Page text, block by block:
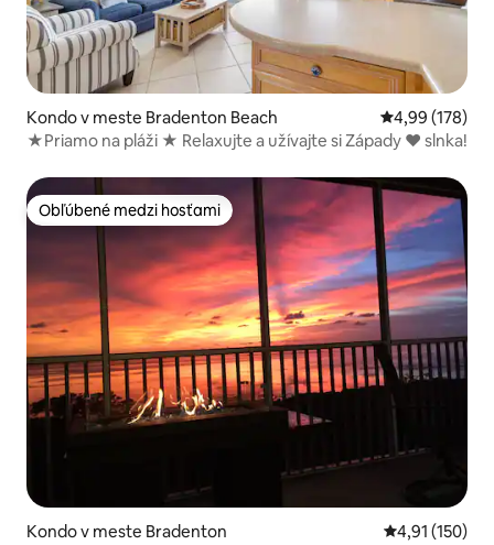
Kondo v meste Bradenton Beach Priemerné
4,99 (178)
★Priamo na pláži ★ Relaxujte a užívajte si Západy ♥ slnka!
Obľúbené medzi hosťami
Obľúbené medzi hosťami
Kondo v meste Bradenton Priemerné
4,91 (150)